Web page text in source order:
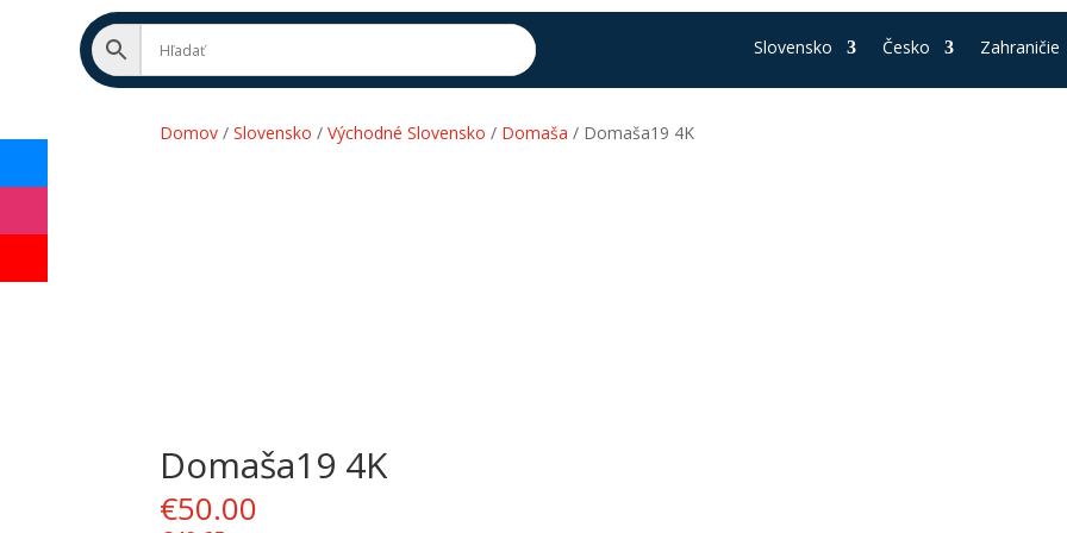
Slovensko Česko Zahraničie
Domov /Slovensko /Východné Slovensko / Domaša / Domaša19 4K
Domaša19 4K
€50.00